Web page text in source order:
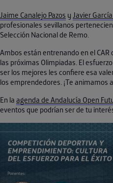
Jaime Canalejo Pazos y Javier
profesionales sevillanos
Selección Nacional de Remo.
Ambos están entrenando en el
las próximas Olimpiadas. El
ser los mejores les confiere esa
los emprendedores. ¡Te animamos
En la agenda de Andalucía Open
eventos que podrían ser de tu